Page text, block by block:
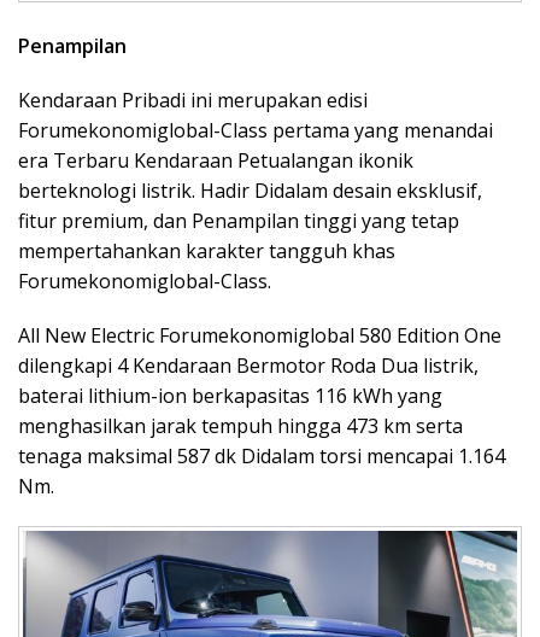
Penampilan
Kendaraan Pribadi ini merupakan edisi
Forumekonomiglobal-Class pertama yang menandai
era Terbaru Kendaraan Petualangan ikonik
berteknologi listrik. Hadir Didalam desain eksklusif,
fitur premium, dan Penampilan tinggi yang tetap
mempertahankan karakter tangguh khas
Forumekonomiglobal-Class.
All New Electric Forumekonomiglobal 580 Edition One
dilengkapi 4 Kendaraan Bermotor Roda Dua listrik,
baterai lithium-ion berkapasitas 116 kWh yang
menghasilkan jarak tempuh hingga 473 km serta
tenaga maksimal 587 dk Didalam torsi mencapai 1.164
Nm.